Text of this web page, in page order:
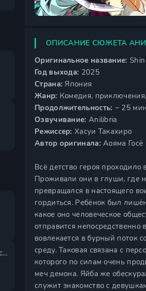
ОПИСАНИЕ СЮЖЕТА
Оригинальное название:
Год выхода: 2025
Страна: Япония
Жанр: Комедия,
Продолжительность: ~ 25
Озвучивание: Anilibria
Режиссер: Хасуи Такахиро
Автор оригинала: Аояма Госё
Всё детство героя
Проживали они в глуши, где
превращался в настоящего
гордиться. Ребёнок был
какое оно человеческое
отправится
вовлекается в бурный поток
среду. Таковая связана с
которого по силам очень
меч демона. Яйба же
служит знакомство с
О моем перерождении в слизь 4 сезон